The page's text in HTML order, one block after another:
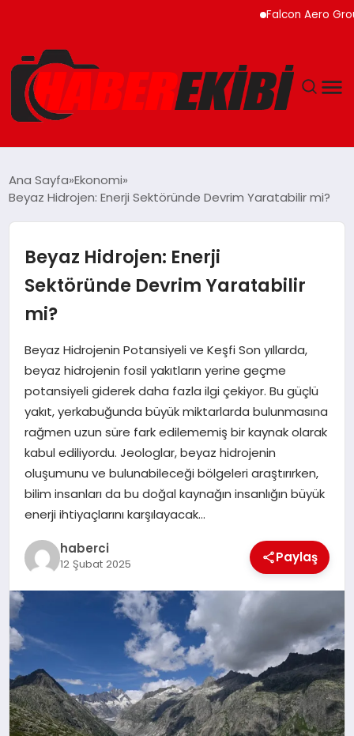
Falcon Aero Group,
GÜNCEL
EĞITIM
EKONOMI
SAĞLIK
SPOR
TEKNOLOJI
YAŞAM
Ana Sayfa Ekonomi
Beyaz Hidrojen: Enerji Sektöründe Devrim Yaratabilir mi?
Beyaz Hidrojen: Enerji
Sektöründe Devrim Yaratabilir
mi?
Beyaz Hidrojenin Potansiyeli ve Keşfi Son yıllarda,
beyaz hidrojenin fosil yakıtların yerine geçme
potansiyeli giderek daha fazla ilgi çekiyor. Bu güçlü
yakıt, yerkabuğunda büyük miktarlarda bulunmasına
rağmen uzun süre fark edilememiş bir kaynak olarak
kabul ediliyordu. Jeologlar, beyaz hidrojenin
oluşumunu ve bulunabileceği bölgeleri araştırırken,
bilim insanları da bu doğal kaynağın insanlığın büyük
enerji ihtiyaçlarını karşılayacak…
haberci
12 Şubat 2025 Paylaş